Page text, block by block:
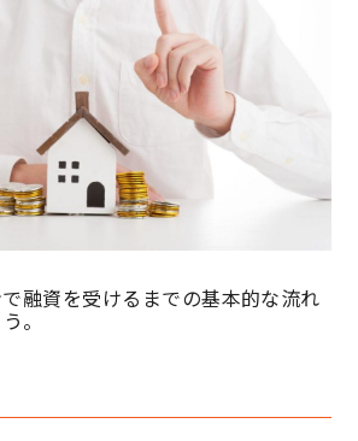
融資を受けるまでの基本的な流れ
。